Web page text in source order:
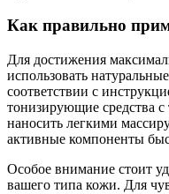
Как правильно
Для достижения
использовать
соответствии с
тонизирующие средства
наносить легкими
активные компоненты
Особое внимание стоит
вашего типа кожи. Для